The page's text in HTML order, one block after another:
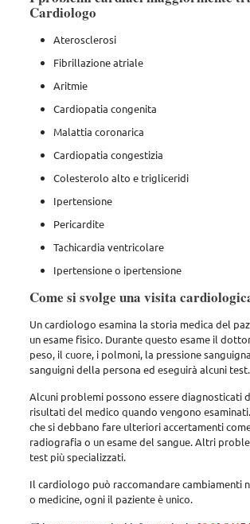
Cardiologo
Aterosclerosi
Fibrillazione atriale
Aritmie
Cardiopatia congenita
Malattia coronarica
Cardiopatia congestizia
Colesterolo alto e trigliceridi
Ipertensione
Pericardite
Tachicardia ventricolare
Ipertensione o ipertensione
Come si svolge una visita
Un cardiologo esamina la storia medica del
un esame fisico. Durante questo esame il
peso, il cuore, i polmoni, la pressione
sanguigni della persona ed eseguirà alcuni test.
Alcuni problemi possono essere diagnosticati
risultati del medico quando vengono
che si debbano fare ulteriori accertamenti come
radiografia o un esame del sangue. Altri
test più specializzati.
Il cardiologo può raccomandare cambiamenti
o medicine, ogni il paziente è unico.